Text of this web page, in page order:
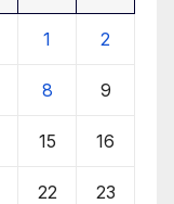
1 2
8 9
15 16
22 23